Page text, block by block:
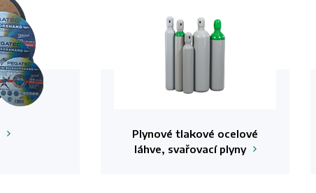
Plynové tlakové ocelové
láhve, svařovací plyny